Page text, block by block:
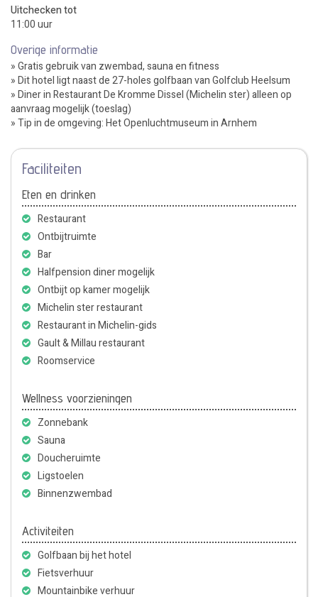
Uitchecken tot
11:00 uur
Overige informatie
» Gratis gebruik van zwembad, sauna en fitness
» Dit hotel ligt naast de 27-holes golfbaan van Golfclub Heelsum
» Diner in Restaurant De Kromme Dissel (Michelin ster) alleen op
aanvraag mogelijk (toeslag)
» Tip in de omgeving: Het Openluchtmuseum in Arnhem
Faciliteiten
Eten en drinken
Restaurant
Ontbijtruimte
Bar
Halfpension diner mogelijk
Ontbijt op kamer mogelijk
Michelin ster restaurant
Restaurant in Michelin-gids
Gault & Millau restaurant
Roomservice
Wellness voorzieningen
Zonnebank
Sauna
Doucheruimte
Ligstoelen
Binnenzwembad
Activiteiten
Golfbaan bij het hotel
Fietsverhuur
Mountainbike verhuur